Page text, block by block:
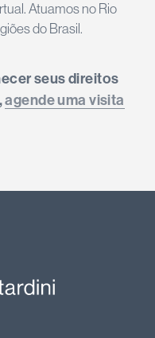
Atuamos no Rio
do Brasil.
seus direitos
agende uma visita